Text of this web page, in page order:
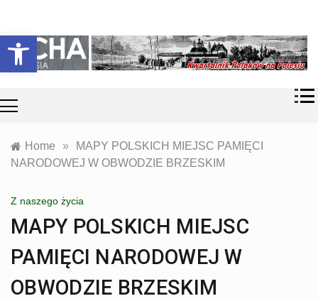
Otwórz pasek narzędzi
content
Echa
Polesia
współczesność
Polaków na
Polesiu.
Home »
MAPY POLSKICH MIEJSC PAMIĘCI
NARODOWEJ W OBWODZIE BRZESKIM
Z naszego życia
MAPY POLSKICH MIEJSC
PAMIĘCI NARODOWEJ W
OBWODZIE BRZESKIM